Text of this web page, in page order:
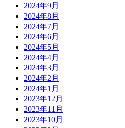
2024年9月
2024年8月
2024年7月
2024年6月
2024年5月
2024年4月
2024年3月
2024年2月
2024年1月
2023年12月
2023年11月
2023年10月